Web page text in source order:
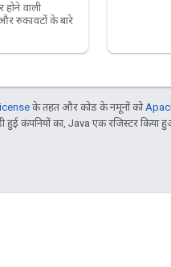
होने वाली
रुकावटों के बारे
के तहत और कोड के नमूनों को
कंपनियों का, Java एक रजिस्टर किया